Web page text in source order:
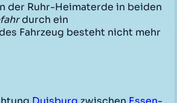
der Ruhr-Heimaterde in beiden
durch ein
Fahrzeug besteht nicht mehr